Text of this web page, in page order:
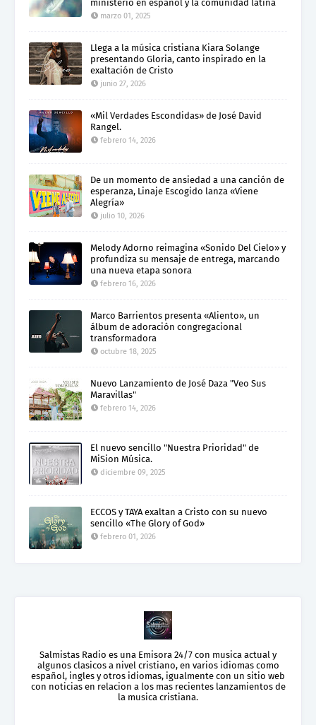
ministerio en español y la comunidad latina
marzo 01, 2025
Llega a la música cristiana Kiara Solange
presentando Gloria, canto inspirado en la
exaltación de Cristo
junio 27, 2026
«Mil Verdades Escondidas» de José David
Rangel.
febrero 14, 2026
De un momento de ansiedad a una canción de
esperanza, Linaje Escogido lanza «Viene
Alegría»
julio 10, 2026
Melody Adorno reimagina «Sonido Del Cielo» y
profundiza su mensaje de entrega, marcando
una nueva etapa sonora
febrero 16, 2026
Marco Barrientos presenta «Aliento», un
álbum de adoración congregacional
transformadora
octubre 18, 2025
Nuevo Lanzamiento de José Daza "Veo Sus
Maravillas"
febrero 14, 2026
El nuevo sencillo "Nuestra Prioridad" de
MiSion Música.
diciembre 09, 2025
ECCOS y TAYA exaltan a Cristo con su nuevo
sencillo «The Glory of God»
febrero 01, 2026
Salmistas Radio es una Emisora 24/7 con musica actual y
algunos clasicos a nivel cristiano, en varios idiomas como
español, ingles y otros idiomas, igualmente con un sitio web
con noticias en relacion a los mas recientes lanzamientos de
la musica cristiana.